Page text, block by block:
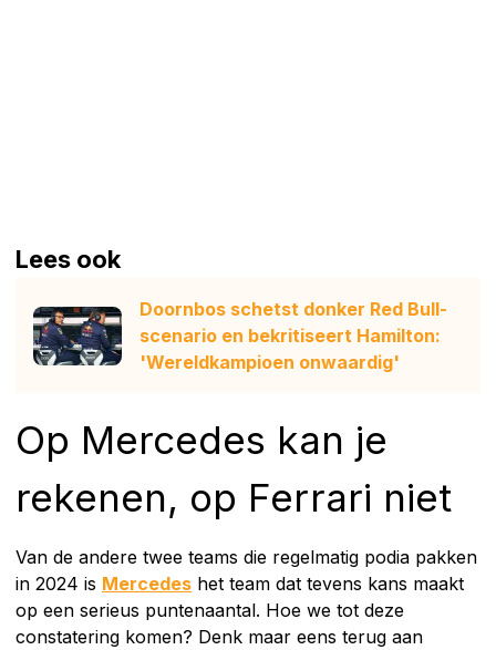
Lees ook
Doornbos schetst donker Red Bull-
scenario en bekritiseert Hamilton:
'Wereldkampioen onwaardig'
Op Mercedes kan je
rekenen, op Ferrari niet
Van de andere twee teams die regelmatig podia pakken
in 2024 is Mercedes het team dat tevens kans maakt
op een serieus puntenaantal. Hoe we tot deze
constatering komen? Denk maar eens terug aan